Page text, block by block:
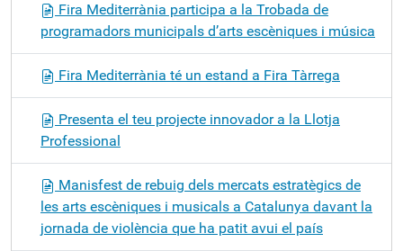
Fira Mediterrània participa a la Trobada de
programadors municipals d’arts escèniques i música
Fira Mediterrània té un estand a Fira Tàrrega
Presenta el teu projecte innovador a la Llotja
Professional
Manisfest de rebuig dels mercats estratègics de
les arts escèniques i musicals a Catalunya davant la
jornada de violència que ha patit avui el país